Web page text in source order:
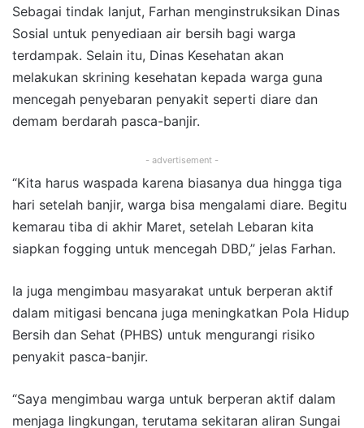
Sebagai tindak lanjut, Farhan menginstruksikan Dinas
Sosial untuk penyediaan air bersih bagi warga
terdampak. Selain itu, Dinas Kesehatan akan
melakukan skrining kesehatan kepada warga guna
mencegah penyebaran penyakit seperti diare dan
demam berdarah pasca-banjir.
- advertisement -
“Kita harus waspada karena biasanya dua hingga tiga
hari setelah banjir, warga bisa mengalami diare. Begitu
kemarau tiba di akhir Maret, setelah Lebaran kita
siapkan fogging untuk mencegah DBD,” jelas Farhan.
Ia juga mengimbau masyarakat untuk berperan aktif
dalam mitigasi bencana juga meningkatkan Pola Hidup
Bersih dan Sehat (PHBS) untuk mengurangi risiko
penyakit pasca-banjir.
“Saya mengimbau warga untuk berperan aktif dalam
menjaga lingkungan, terutama sekitaran aliran Sungai